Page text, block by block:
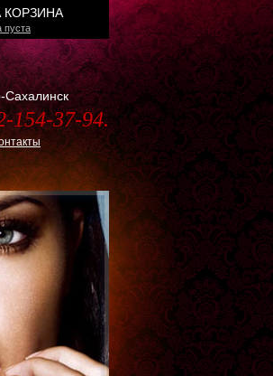
КОРЗИНА
пуста
Сахалинск
154-37-94.